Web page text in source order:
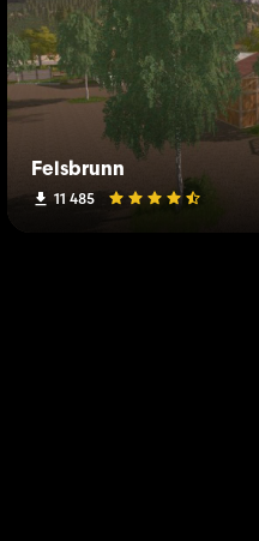
Felsbrunn
11 485